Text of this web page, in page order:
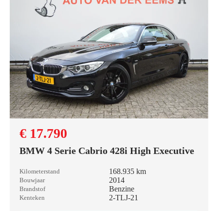
€ 17.790
BMW 4 Serie Cabrio 428i High Executive
Kilometerstand 168.935 km
Bouwjaar 2014
Brandstof Benzine
Kenteken 2-TLJ-21